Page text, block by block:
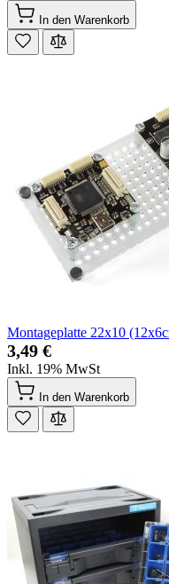
In den Warenkorb
Montageplatte 22x10
3,49 €
Inkl. 19% MwSt
In den Warenkorb